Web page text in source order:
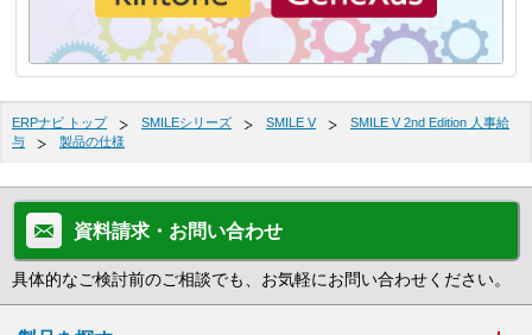
ERPナビ トップ SMILEシリーズ SMILE V
SMILE V 2nd Edition 人事給
与
製品の仕様
資料請求・お問い合わせ
具体的なご検討前のご相談でも、お気軽にお問い合わせください。